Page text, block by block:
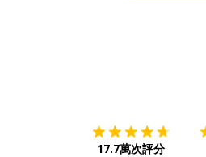
17.7萬次評分